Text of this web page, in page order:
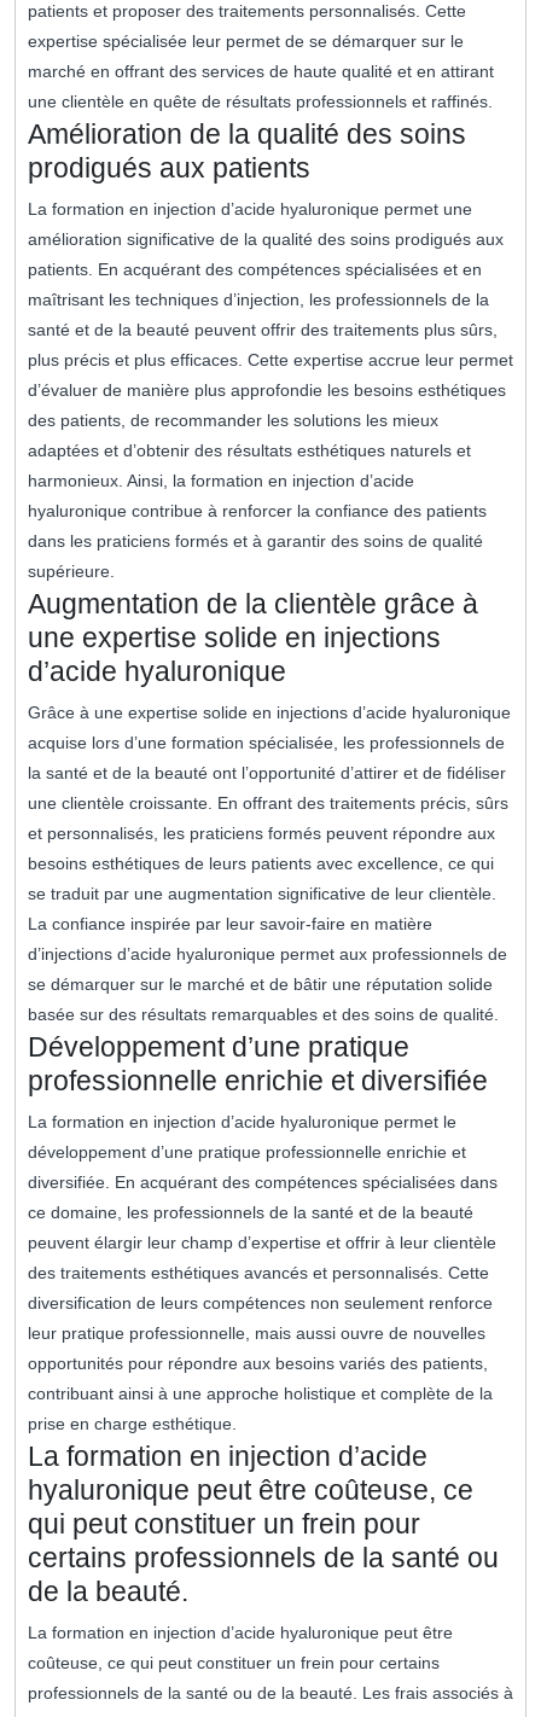
patients et proposer des traitements personnalisés. Cette
expertise spécialisée leur permet de se démarquer sur le
marché en offrant des services de haute qualité et en attirant
une clientèle en quête de résultats professionnels et raffinés.
Amélioration de la qualité des soins
prodigués aux patients
La formation en injection d’acide hyaluronique permet une
amélioration significative de la qualité des soins prodigués aux
patients. En acquérant des compétences spécialisées et en
maîtrisant les techniques d’injection, les professionnels de la
santé et de la beauté peuvent offrir des traitements plus sûrs,
plus précis et plus efficaces. Cette expertise accrue leur permet
d’évaluer de manière plus approfondie les besoins esthétiques
des patients, de recommander les solutions les mieux
adaptées et d’obtenir des résultats esthétiques naturels et
harmonieux. Ainsi, la formation en injection d’acide
hyaluronique contribue à renforcer la confiance des patients
dans les praticiens formés et à garantir des soins de qualité
supérieure.
Augmentation de la clientèle grâce à
une expertise solide en injections
d’acide hyaluronique
Grâce à une expertise solide en injections d’acide hyaluronique
acquise lors d’une formation spécialisée, les professionnels de
la santé et de la beauté ont l’opportunité d’attirer et de fidéliser
une clientèle croissante. En offrant des traitements précis, sûrs
et personnalisés, les praticiens formés peuvent répondre aux
besoins esthétiques de leurs patients avec excellence, ce qui
se traduit par une augmentation significative de leur clientèle.
La confiance inspirée par leur savoir-faire en matière
d’injections d’acide hyaluronique permet aux professionnels de
se démarquer sur le marché et de bâtir une réputation solide
basée sur des résultats remarquables et des soins de qualité.
Développement d’une pratique
professionnelle enrichie et diversifiée
La formation en injection d’acide hyaluronique permet le
développement d’une pratique professionnelle enrichie et
diversifiée. En acquérant des compétences spécialisées dans
ce domaine, les professionnels de la santé et de la beauté
peuvent élargir leur champ d’expertise et offrir à leur clientèle
des traitements esthétiques avancés et personnalisés. Cette
diversification de leurs compétences non seulement renforce
leur pratique professionnelle, mais aussi ouvre de nouvelles
opportunités pour répondre aux besoins variés des patients,
contribuant ainsi à une approche holistique et complète de la
prise en charge esthétique.
La formation en injection d’acide
hyaluronique peut être coûteuse, ce
qui peut constituer un frein pour
certains professionnels de la santé ou
de la beauté.
La formation en injection d’acide hyaluronique peut être
coûteuse, ce qui peut constituer un frein pour certains
professionnels de la santé ou de la beauté. Les frais associés à